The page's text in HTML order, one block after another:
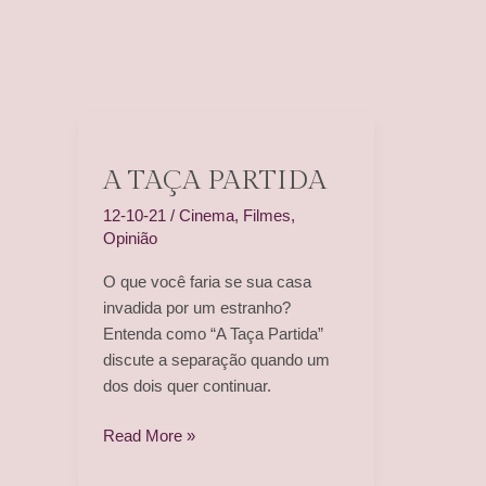
A TAÇA PARTIDA
12-10-21 / Cinema, Filmes,
Opinião
O que você faria se sua casa
invadida por um estranho?
Entenda como “A Taça Partida”
discute a separação quando um
dos dois quer continuar.
A
Read More »